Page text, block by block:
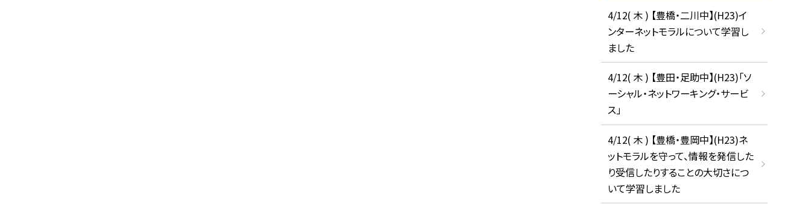
4/12( 木 ) 【豊橋・二川中】(H23)イ
ンターネットモラルについて学習し
ました
4/12( 木 ) 【豊田・足助中】(H23)「ソ
ーシャル・ネットワーキング・サービ
ス」
4/12( 木 ) 【豊橋・豊岡中】(H23)ネ
ットモラルを守って、情報を発信した
り受信したりすることの大切さにつ
いて学習しました